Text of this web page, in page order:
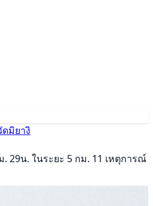
มิยางิ
. 29น. ในระยะ 5 กม. 11 เหตุการณ์